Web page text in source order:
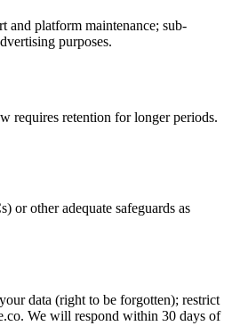
and platform maintenance; sub-
purposes.
requires retention for longer periods.
or other adequate safeguards as
data (right to be forgotten); restrict
. We will respond within 30 days of